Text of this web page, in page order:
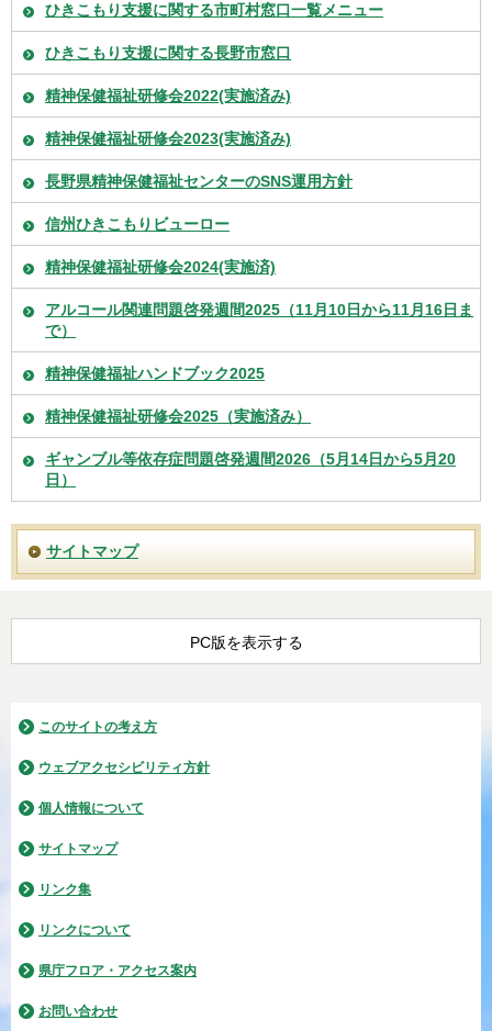
ひきこもり支援に関する市町村窓口一覧メニュー
ひきこもり支援に関する長野市窓口
精神保健福祉研修会2022(実施済み)
精神保健福祉研修会2023(実施済み)
長野県精神保健福祉センターのSNS運用方針
信州ひきこもりビューロー
精神保健福祉研修会2024(実施済)
アルコール関連問題啓発週間2025（11月10日から11月16日ま
で）
精神保健福祉ハンドブック2025
精神保健福祉研修会2025（実施済み）
ギャンブル等依存症問題啓発週間2026（5月14日から5月20
日）
サイトマップ
PC版を表示する
このサイトの考え方
ウェブアクセシビリティ方針
個人情報について
サイトマップ
リンク集
リンクについて
県庁フロア・アクセス案内
お問い合わせ